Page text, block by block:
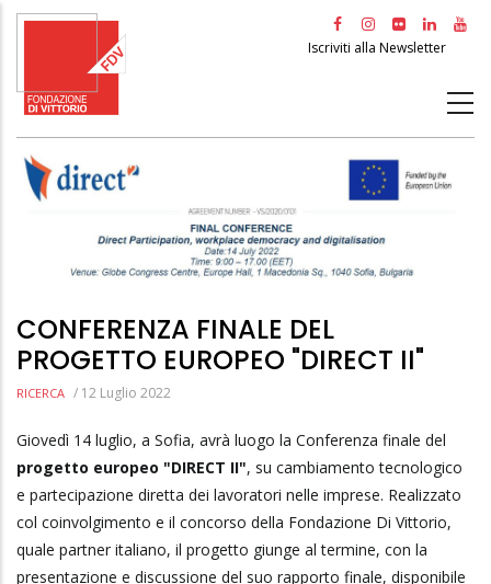
Salta
principale
Iscriviti alla Newsletter
CONFERENZA FINALE DEL
PROGETTO EUROPEO "DIRECT II"
RICERCA / 12 Luglio 2022
Giovedì 14 luglio, a Sofia, avrà luogo la Conferenza finale del
progetto europeo "DIRECT II", su cambiamento tecnologico
e partecipazione diretta dei lavoratori nelle imprese. Realizzato
col coinvolgimento e il concorso della Fondazione Di Vittorio,
quale partner italiano, il progetto giunge al termine, con la
presentazione e discussione del suo rapporto finale, disponibile